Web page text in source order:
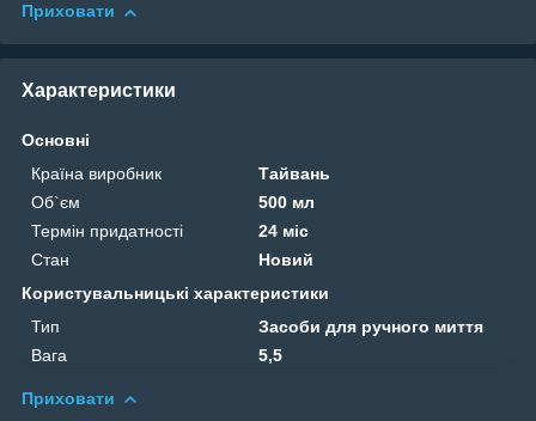
Приховати
Характеристики
Основні
Країна виробник
Тайвань
Об`єм
500 мл
Термін придатності
24 міс
Стан
Новий
Користувальницькі характеристики
Тип
Засоби для ручного миття
Вага
5,5
Приховати